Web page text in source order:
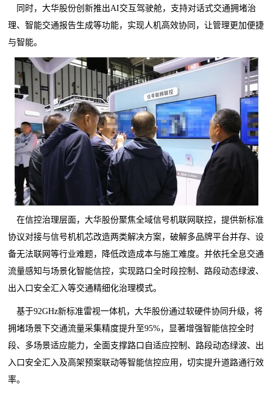
同时，大华股份创新推出AI交互驾驶舱，支持对话式交通拥堵治
理、智能交通报告生成等功能，实现人机高效协同，让管理更加便捷
与智能。
在信控治理层面，大华股份聚焦全域信号机联网联控，提供新标准
协议对接与信号机机芯改造两类解决方案，破解多品牌平台并存、设
备无法联网等行业难题，降低改造成本与施工难度。并依托全息交通
流量感知与场景化智能信控，实现路口全时段控制、路段动态绿波、
出入口安全汇入等交通精细化治理模式。
基于92GHz新标准雷视一体机，大华股份通过软硬件协同升级，将
拥堵场景下交通流量采集精度提升至95%，显著增强智能信控全时
段、多场景适应能力，全面支撑路口自适应控制、路段动态绿波、出
入口安全汇入及高架预案联动等智能信控应用，切实提升道路通行效
率。